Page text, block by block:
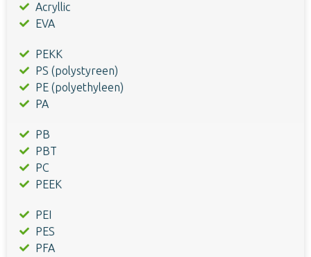
Acryllic
EVA
PEKK
PS (polystyreen)
PE (polyethyleen)
PA
PB
PBT
PC
PEEK
PEI
PES
PFA